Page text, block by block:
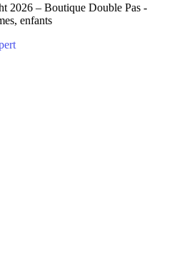
2026 – Boutique Double Pas -
enfants